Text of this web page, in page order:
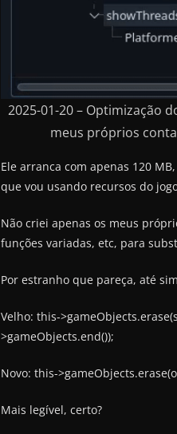
2025-01-20 – Optimização
meus próprios
Ele arranca com apenas 120
que vou usando recursos do
Não criei apenas os meus
funções variadas, etc, para
Por estranho que pareça, até
Velho: this-
>gameObjects.end());
Novo: this-
Mais legível, certo?